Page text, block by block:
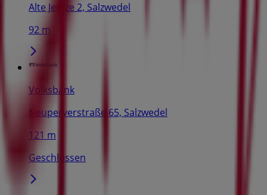
Alte Jeetze 2, Salzwedel
92 m
Volksbank
Neuperverstraße 65, Salzwedel
121 m
Geschlossen